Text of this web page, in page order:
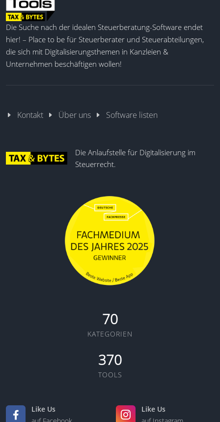
Die Suche nach der idealen Steuerberatung-Software endet
hier! – Place to be für Steuerberater und Steuerabteilungen,
die sich mit Digitalisierungsthemen in Kanzleien &
Unternehmen beschäftigen wollen!
Kontakt Über uns Software listen
Die Anlaufstelle für Digitalisierung im
Steuerrecht.
70
KATEGORIEN
370
TOOLS
Like Us
Like Us